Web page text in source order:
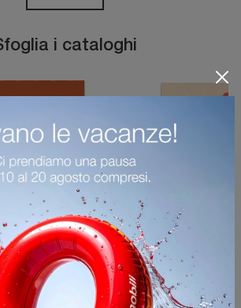
i cataloghi